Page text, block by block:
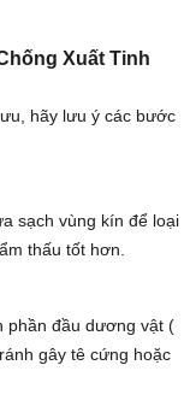
Xuất Tinh
hãy lưu ý các bước
sạch vùng kín để loại
thấu tốt hơn.
phần đầu dương vật (
gây tê cứng hoặc